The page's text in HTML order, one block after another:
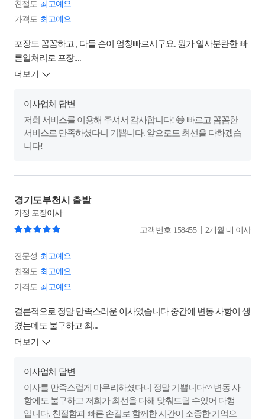
친절도 최고예요
가격도 최고예요
포장도 꼼꼼하고 , 다들 손이 엄청빠르시구요. 뭔가 일사분란한 빠
른일처리로 포장....
더보기
이사업체 답변
저희 서비스를 이용해 주셔서 감사합니다! 😄 빠르고 꼼꼼한
서비스로 만족하셨다니 기쁩니다. 앞으로도 최선을 다하겠습
니다!
경기도부천시 출발
가정 포장이사
고객번호 158455 2개월 내 이사
전문성 최고예요
친절도 최고예요
가격도 최고예요
결론적으로 정말 만족스러운 이사였습니다 중간에 변동 사항이 생
겼는데도 불구하고 최...
더보기
이사업체 답변
이사를 만족스럽게 마무리하셨다니 정말 기쁩니다^^ 변동 사
항에도 불구하고 저희가 최선을 다해 맞춰드릴 수있어 다행
입니다. 친절함과 빠른 손길로 함께한 시간이 소중한 기억으